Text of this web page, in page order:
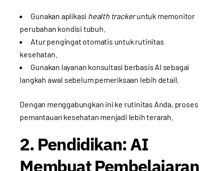
Gunakan aplikasi health trackeruntuk memonitor
perubahan kondisi tubuh.
Atur pengingat otomatis untuk rutinitas
kesehatan.
Gunakan layanan konsultasi berbasis AI sebagai
langkah awal sebelum pemeriksaan lebih detail.
Dengan menggabungkan ini ke rutinitas Anda, proses
pemantauan kesehatan menjadi lebih terarah.
2. Pendidikan: AI
Membuat Pembelajaran